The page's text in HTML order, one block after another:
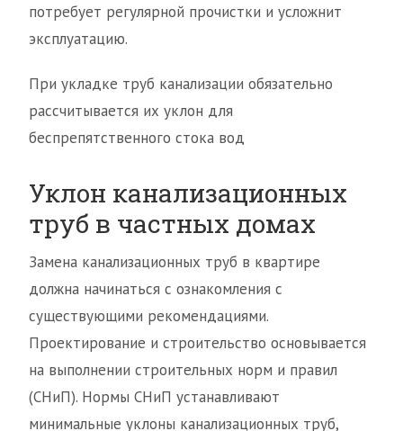
потребует регулярной прочистки и усложнит
эксплуатацию.
При укладке труб канализации обязательно
рассчитывается их уклон для
беспрепятственного стока вод
Уклон канализационных
труб в частных домах
Замена канализационных труб в квартире
должна начинаться с ознакомления с
существующими рекомендациями.
Проектирование и строительство основывается
на выполнении строительных норм и правил
(СНиП). Нормы СНиП устанавливают
минимальные уклоны канализационных труб,